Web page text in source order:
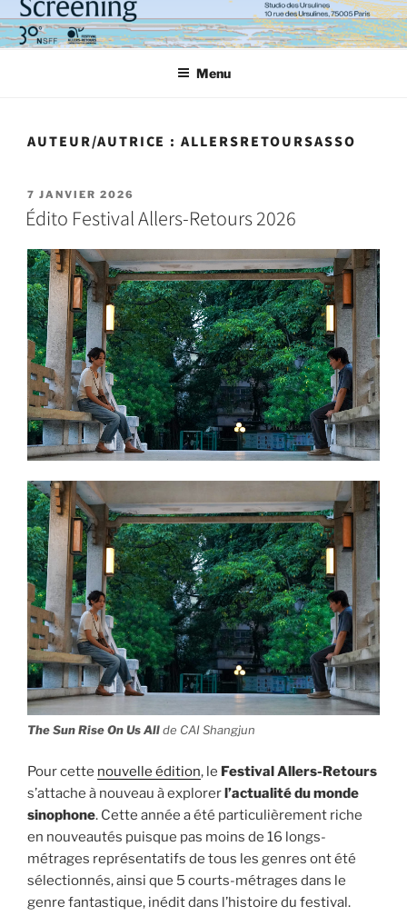
Menu
AUTEUR/AUTRICE :ALLERSRETOURSASSO
7 JANVIER 2026
Édito Festival Allers-Retours 2026
The Sun Rise On Us Allde CAI Shangjun
Pour cette nouvelle édition, le Festival Allers-Retours
s’attache à nouveau à explorerl’actualité du monde
sinophone. Cette année a été particulièrement riche
en nouveautés puisque pas moins de 16 longs-
métrages représentatifs de tous les genres ont été
sélectionnés, ainsi que 5 courts-métrages dans le
genre fantastique, inédit dans l’histoire du festival.